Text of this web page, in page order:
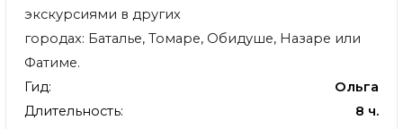
экскурсиями в других
городах: Баталье, Томаре, Обидуше, Назаре или
Фатиме.
Гид:
Ольга
Длительность:
8 ч.